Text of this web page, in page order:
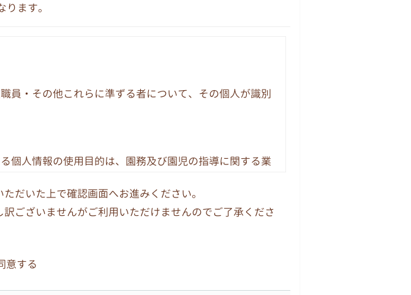
ます。
員・その他これらに準ずる者について、その個人が識別
個人情報の使用目的は、園務及び園児の指導に関する業
。
だいた上で確認画面へお進みください。
ございませんがご利用いただけませんのでご了承くださ
意する